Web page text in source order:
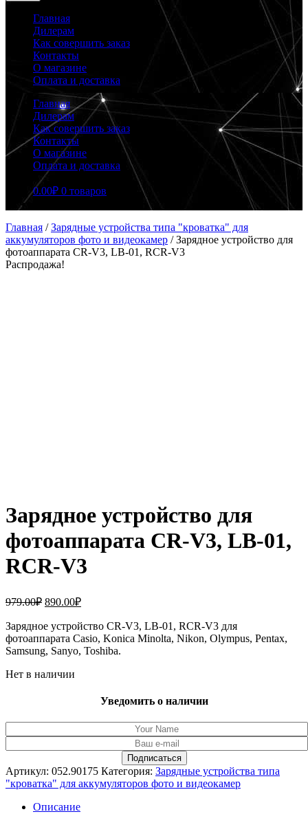
Главная
Дилерам
Как совершить заказ
Контакты
О магазине
Оплата и доставка
Главная
Дилерам
Как совершить заказ
Контакты
О магазине
Оплата и доставка
0.00₽ 0 товаров
Главная /Зарядные устройства типа "кроватка" для
аккумуляторов фото и видеокамер /Зарядное устройство для
фотоаппарата CR-V3, LB-01, RCR-V3
Распродажа!
Зарядное устройство для
фотоаппарата CR-V3, LB-01,
RCR-V3
979.00₽ Первоначальная
составляла
979.00₽.
890.00₽Текущая
890.00₽.
Зарядное устройство CR-V3, LB-01, RCR-V3 для
фотоаппарата Casio, Konica Minolta, Nikon, Olympus, Pentax,
Samsung, Sanyo, Toshiba.
Нет в наличии
Уведомить о наличии
Артикул: 052.90175 Категория: Зарядные устройства типа
"кроватка" для аккумуляторов фото и видеокамер
Описание